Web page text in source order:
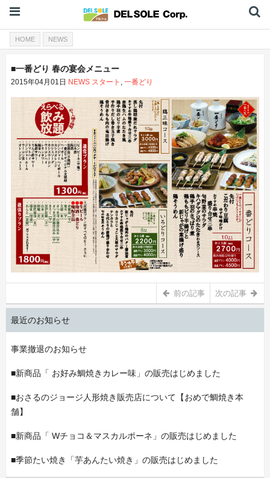
HOME NEWS
■一番どり 春の宴会メニュー
2015年04月01日 NEWS スタート , 一番どり
前の記事 次の記事
最近のお知らせ
事業撤退のお知らせ
■新商品「 お好み鯛焼きカレー味」の販売はじめました
■おさるのジョージ人形焼き販売店について【おめで鯛焼き本
舗】
■新商品「 Wチョコ＆マスカルポーネ」の販売はじめました
■季節たい焼き「芋あんたい焼き」の販売はじめました